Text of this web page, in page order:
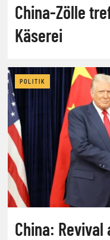
China-Zölle
Käserei
POLITIK
China: